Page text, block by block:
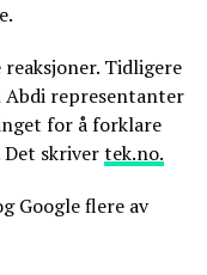
Tidligere
Abdi representanter
for å forklare
skrivertek.no.
Google flere av